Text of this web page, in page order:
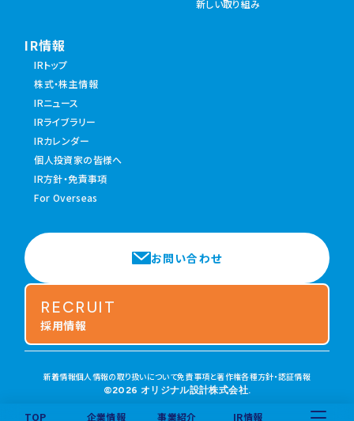
TOP 企業情報 事業紹介 IR情報
新しい取り組み
IR情報
IRトップ
株式・株主情報
IRニュース
IRライブラリー
IRカレンダー
個人投資家の皆様へ
IR方針・免責事項
For Overseas
お問い合わせ
RECRUIT
採用情報
新着情報個人情報の取り扱いについて免責事項と著作権各種方針・認証情報
©2026 オリジナル設計株式会社.